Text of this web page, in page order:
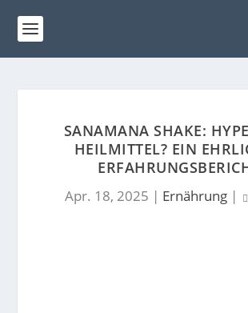
SANAMANA SHAKE:
HEILMITTEL? EIN
Apr. 18, 2025 | Ernährung |